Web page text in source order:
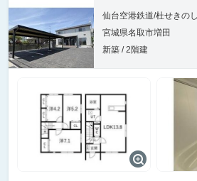
仙台空港鉄道/杜せきの
宮城県名取市増田
新築 / 2階建